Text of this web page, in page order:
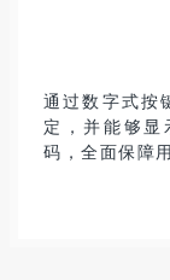
通过数字式按
定，并能够
码，全面保障